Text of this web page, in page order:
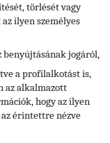
törlését vagy
ilyen személyes
benyújtásának jogáról,
a profilalkotást is,
az alkalmazott
hogy az ilyen
érintettre nézve